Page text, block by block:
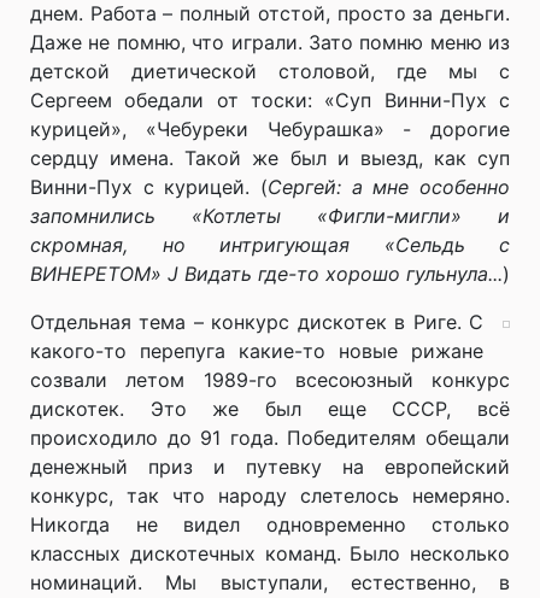
днем. Работа – полный отстой, просто за деньги.
Даже не помню, что играли. Зато помню меню из
детской диетической столовой, где мы с
Сергеем обедали от тоски: «Суп Винни-Пух с
курицей», «Чебуреки Чебурашка» - дорогие
сердцу имена. Такой же был и выезд, как суп
Винни-Пух с курицей. (Сергей: а мне особенно
запомнились «Котлеты «Фигли-мигли» и
скромная, но интригующая «Сельдь с
ВИНЕРЕТОМ» J Видать где-то хорошо гульнула...)
Отдельная тема – конкурс дискотек в Риге. С
какого-то перепуга какие-то новые рижане
созвали летом 1989-го всесоюзный конкурс
дискотек. Это же был еще СССР, всё
происходило до 91 года. Победителям обещали
денежный приз и путевку на европейский
конкурс, так что народу слетелось немеряно.
Никогда не видел одновременно столько
классных дискотечных команд. Было несколько
номинаций. Мы выступали, естественно, в